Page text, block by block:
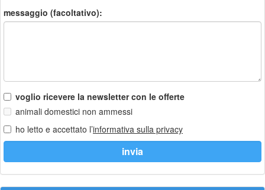
messaggio (facoltativo):
voglio ricevere la newsletter con le offerte
animali domestici non ammessi
ho letto e accettato l’informativa sulla privacy